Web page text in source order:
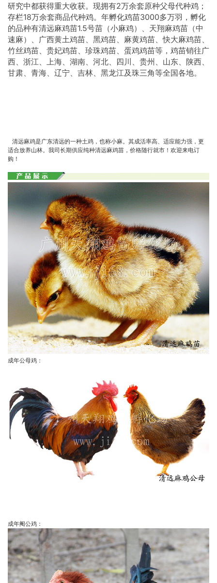
研究中都获得重大收获。现拥有2万余套原种父母代种鸡；
存栏18万余套商品代种鸡。年孵化鸡苗3000多万羽，孵化
的品种有清远麻鸡苗1.5号苗（小麻鸡）、天翔麻鸡苗（中
速麻）、广西黄土鸡苗、黑鸡苗、麻黄鸡苗、快大麻鸡苗、
竹丝鸡苗、贵妃鸡苗、珍珠鸡苗、蛋鸡鸡苗等，鸡苗销往广
西、浙江、上海、湖南、河北、四川、贵州、山东、陕西、
甘肃、青海、辽宁、吉林、黑龙江及珠三角等全国各地。
清远麻鸡是广东清远的一种土鸡，也称小麻。其成活率高、适应能力强，更
适合放养山林。我司长期供应纯种清远麻鸡苗，价格随行就市！欢迎来电订
购！
成年公母鸡：
成年阉公鸡：